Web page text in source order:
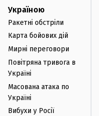
Україною
Ракетні обстріли
Карта бойових дій
Мирні переговори
Повітряна тривога в
Україні
Масована атака по
Україні
Вибухи у Росії